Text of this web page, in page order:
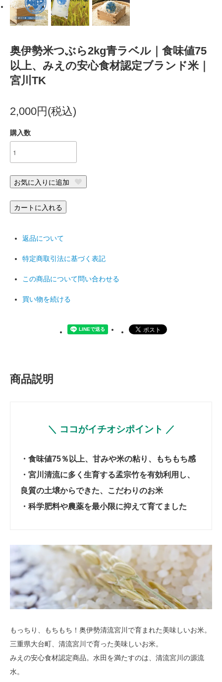
奥伊勢米つぶら2kg青ラベル｜食味値75
以上、みえの安心食材認定ブランド米｜
宮川TK
2,000円(税込)
購入数
お気に入りに追加
カートに入れる
返品について
特定商取引法に基づく表記
この商品について問い合わせる
買い物を続ける
商品説明
＼ ココがイチオシポイント ／
・食味値75％以上、甘みや米の粘り、もちもち感
・宮川清流に多く生育する孟宗竹を有効利用し、
良質の土壌からできた、こだわりのお米
・科学肥料や農薬を最小限に抑えて育てました
もっちり、もちもち！奥伊勢清流宮川で育まれた美味しいお米。
三重県大台町、清流宮川で育った美味しいお米。
みえの安心食材認定商品。水田を満たすのは、清流宮川の源流
水。